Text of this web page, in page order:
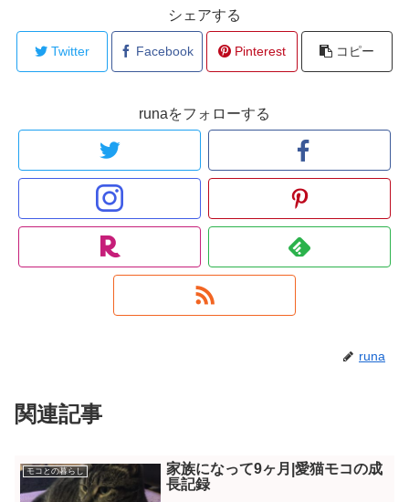
シェアする
Twitter Facebook Pinterest コピー
runaをフォローする
runa
関連記事
モコとの暮らし
家族になって9ヶ月|愛猫モコの成
長記録